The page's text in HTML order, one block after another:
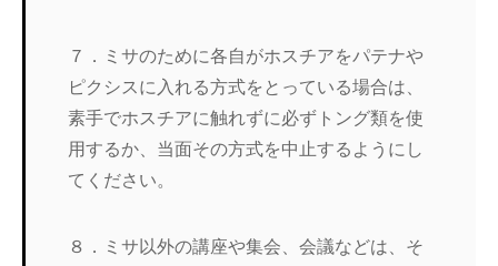
７．ミサのために各自がホスチアをパテナや
ピクシスに入れる方式をとっている場合は、
素手でホスチアに触れずに必ずトング類を使
用するか、当面その方式を中止するようにし
てください。
８．ミサ以外の講座や集会、会議などは、そ